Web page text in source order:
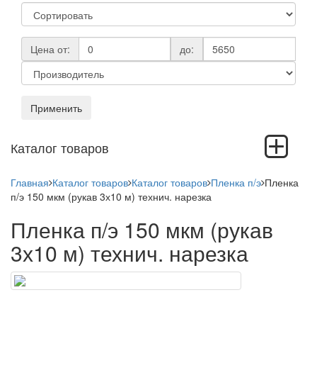
Цена от: до:
Применить
Каталог товаров
Toggle
navigation
Главная Каталог товаров Каталог товаров Пленка п/э Пленка
п/э 150 мкм (рукав 3х10 м) технич. нарезка
Пленка п/э 150 мкм (рукав
3х10 м) технич. нарезка